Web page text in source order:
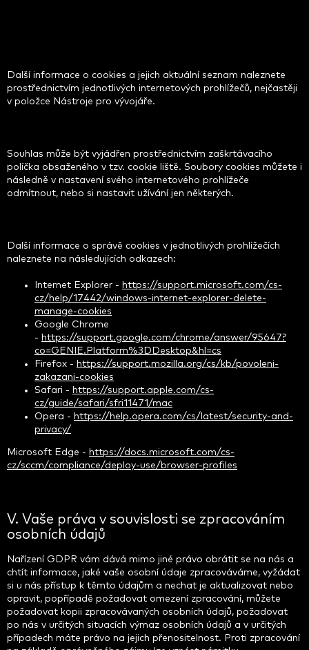
Další informace o cookies a jejich aktuální seznam naleznete
prostřednictvím jednotlivých internetových prohlížečů, nejčastěji
v položce Nástroje pro vývojáře.
Souhlas může být vyjádřen prostřednictvím zaškrtávacího
políčka obsaženého v tzv. cookie liště. Soubory cookies můžete i
následně v nastavení svého internetového prohlížeče
odmítnout, nebo si nastavit užívání jen některých.
Další informace o správě cookies v jednotlivých prohlížečích
naleznete na následujících odkazech:
Internet Explorer - https://support.microsoft.com/cs-
cz/help/17442/windows-internet-explorer-delete-
manage-cookies
Google Chrome
- https://support.google.com/chrome/answer/95647?
co=GENIE.Platform%3DDesktop&hl=cs
Firefox - https://support.mozilla.org/cs/kb/povoleni-
zakazani-cookies
Safari - https://support.apple.com/cs-
cz/guide/safari/sfri11471/mac
Opera - https://help.opera.com/cs/latest/security-and-
privacy/
Microsoft Edge - https://docs.microsoft.com/cs-
cz/sccm/compliance/deploy-use/browser-profiles
V. Vaše práva v souvislosti se zpracováním
osobních údajů
Nařízení GDPR vám dává mimo jiné právo obrátit se na nás a
chtít informace, jaké vaše osobní údaje zpracováváme, vyžádat
si u nás přístup k těmto údajům a nechat je aktualizovat nebo
opravit, popřípadě požadovat omezení zpracování, můžete
požadovat kopii zpracovávaných osobních údajů, požadovat
po nás v určitých situacích výmaz osobních údajů a v určitých
případech máte právo na jejich přenositelnost. Proti zpracování